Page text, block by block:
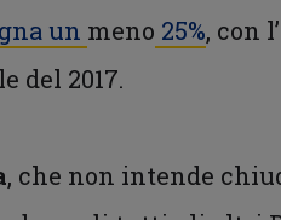
un meno 25%, con
del 2017.
, che non intende